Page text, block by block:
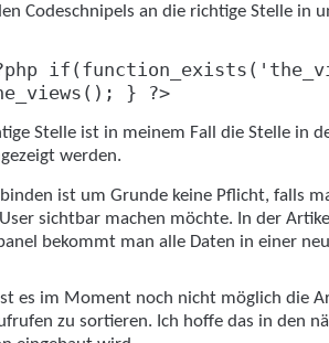
Codeschnipels an die richtige Stelle in
} ?>
Stelle ist in meinem Fall die Stelle in
werden.
ist um Grunde keine Pflicht, falls
sichtbar machen möchte. In der
bekommt man alle Daten in einer
es im Moment noch nicht möglich die
zu sortieren. Ich hoffe das in den